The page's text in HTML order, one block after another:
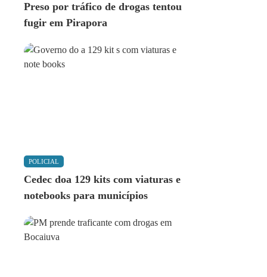
Preso por tráfico de drogas tentou
fugir em Pirapora
POLICIAL
Cedec doa 129 kits com viaturas e
notebooks para municípios